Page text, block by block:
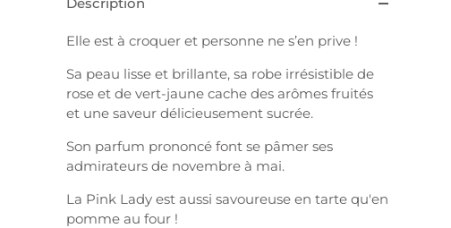
Elle est à croquer et personne ne s’en prive !
Sa peau lisse et brillante, sa robe irrésistible de
rose et de vert-jaune cache des arômes fruités
et une saveur délicieusement sucrée.
Son parfum prononcé font se pâmer ses
admirateurs de novembre à mai.
La Pink Lady est aussi savoureuse en tarte qu'en
pomme au four !